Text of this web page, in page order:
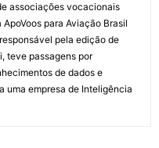
associações vocacionais
para Aviação Brasil
pela edição de
teve passagens por
de dados e
uma empresa de Inteligência